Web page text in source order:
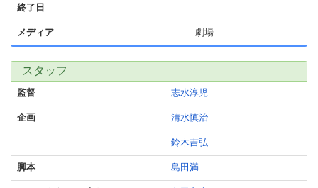
終了日
メディア 劇場
スタッフ
監督 志水淳児
企画 清水慎治
鈴木吉弘
脚本 島田満